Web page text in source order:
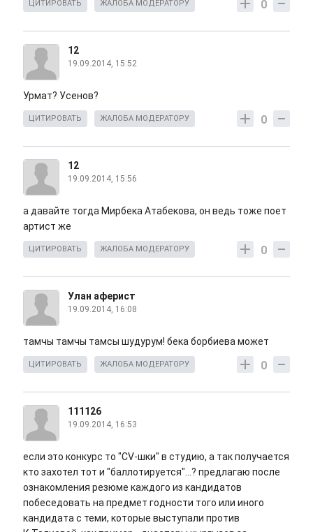
0
ЦИТИРОВАТЬ ЖАЛОБА МОДЕРАТОРУ
12
19.09.2014, 15:52
Урмат? Усенов?
0
ЦИТИРОВАТЬ ЖАЛОБА МОДЕРАТОРУ
12
19.09.2014, 15:56
а давайте тогда Мирбека Атабекова, он ведь тоже поет
артист же
0
ЦИТИРОВАТЬ ЖАЛОБА МОДЕРАТОРУ
Улан аферист
19.09.2014, 16:08
тамчы тамчы тамсы шудурум! бека борбиева может
0
ЦИТИРОВАТЬ ЖАЛОБА МОДЕРАТОРУ
111126
19.09.2014, 16:53
если это конкурс то "CV-шки" в студию, а так получается
кто захотел тот и "баллотируется"...? предлагаю после
ознакомления резюме каждого из кандидатов
побеседовать на предмет годности того или иного
кандидата с теми, которые выступали против